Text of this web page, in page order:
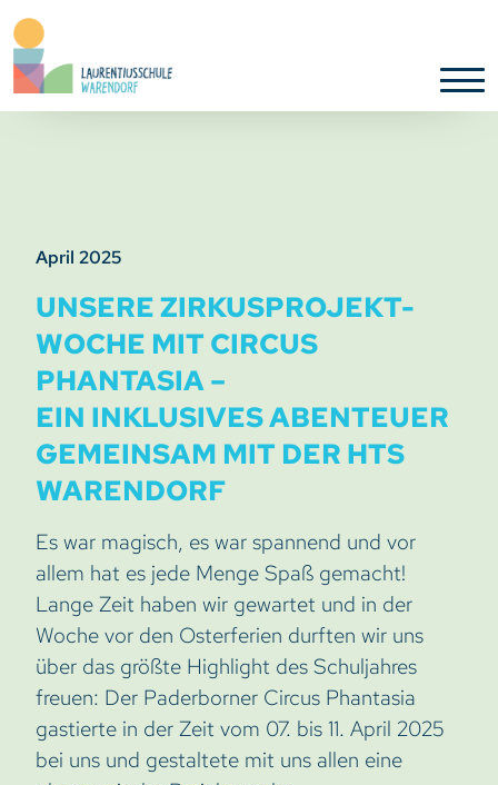
April 2025
UNSERE ZIRKUSPROJEKT-
WOCHE MIT CIRCUS
PHANTASIA –
EIN INKLUSIVES ABENTEUER
GEMEINSAM MIT DER HTS
WARENDORF
Es war magisch, es war spannend und vor
allem hat es jede Menge Spaß gemacht!
Lange Zeit haben wir gewartet und in der
Woche vor den Osterferien durften wir uns
über das größte Highlight des Schuljahres
freuen: Der Paderborner Circus Phantasia
gastierte in der Zeit vom 07. bis 11. April 2025
bei uns und gestaltete mit uns allen eine